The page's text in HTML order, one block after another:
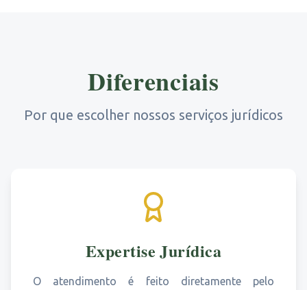
Diferenciais
Por que escolher nossos serviços jurídicos
Expertise Jurídica
O atendimento é feito diretamente pelo